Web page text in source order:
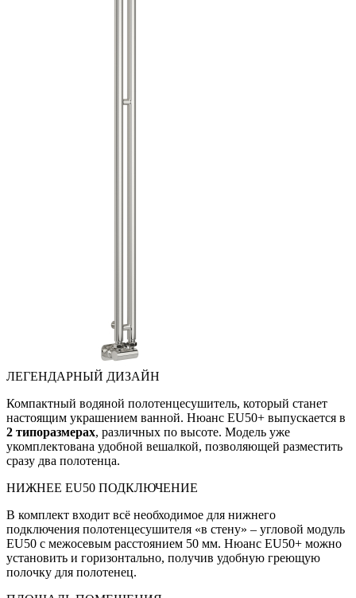
ЛЕГЕНДАРНЫЙ ДИЗАЙН
Компактный водяной полотенцесушитель, который станет
настоящим украшением ванной. Нюанс EU50+ выпускается в
2 типоразмерах, различных по высоте. Модель уже
укомплектована удобной вешалкой, позволяющей разместить
сразу два полотенца.
НИЖНЕЕ EU50 ПОДКЛЮЧЕНИЕ
В комплект входит всё необходимое для нижнего
подключения полотенцесушителя «в стену» – угловой модуль
EU50 с межосевым расстоянием 50 мм. Нюанс EU50+ можно
установить и горизонтально, получив удобную греющую
полочку для полотенец.